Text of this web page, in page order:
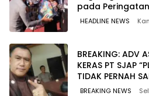
pada
2026
HEADLINE NEWS
BREAKING: ADV
KERAS PT SJAP
TIDAK PERNAH
WAWOONE!
BREAKING NEWS